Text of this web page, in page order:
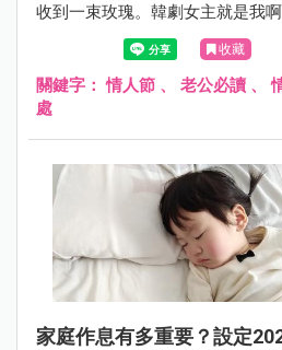
收到一束玫瑰。韓劇女主就是我啊
收藏
關鍵字：情人節 、 老公必讀 、
處
家庭作息有多重要？設定